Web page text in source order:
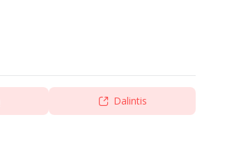
Dalintis